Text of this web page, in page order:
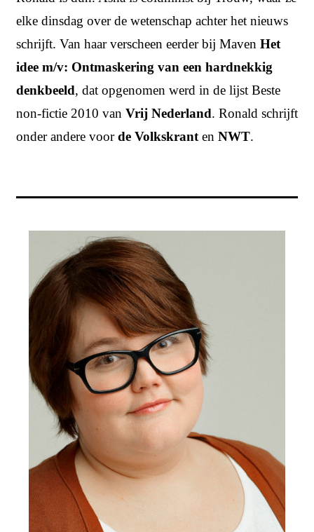
elke dinsdag over de wetenschap achter het nieuws
schrijft. Van haar verscheen eerder bij Maven Het
idee m/v: Ontmaskering van een hardnekkig
denkbeeld, dat opgenomen werd in de lijst Beste
non-fictie 2010 van Vrij Nederland. Ronald schrijft
onder andere voorde Volkskrant en NWT.